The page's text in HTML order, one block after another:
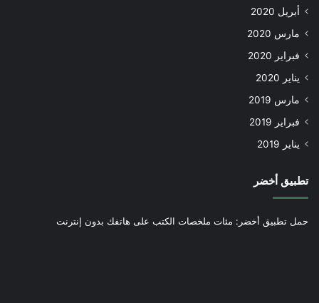
أبريل 2020
مارس 2020
فبراير 2020
يناير 2020
مارس 2019
فبراير 2019
يناير 2019
تطبيق أخضر
حمل تطبيق أخضر: مئات ملخصات الكتب على هاتفك بدون إنترنت